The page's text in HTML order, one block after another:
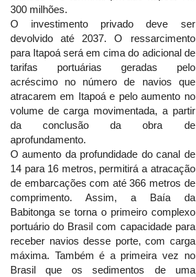
300 milhões.
O investimento privado deve ser
devolvido até 2037. O ressarcimento
para Itapoá será em cima do adicional de
tarifas portuárias geradas pelo
acréscimo no número de navios que
atracarem em Itapoá e pelo aumento no
volume de carga movimentada, a partir
da conclusão da obra de
aprofundamento.
O aumento da profundidade do canal de
14 para 16 metros, permitirá a atracação
de embarcações com até 366 metros de
comprimento. Assim, a Baía da
Babitonga se torna o primeiro complexo
portuário do Brasil com capacidade para
receber navios desse porte, com carga
máxima. Também é a primeira vez no
Brasil que os sedimentos de uma